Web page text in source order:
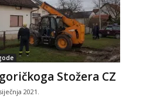
Stožera CZ
2021.